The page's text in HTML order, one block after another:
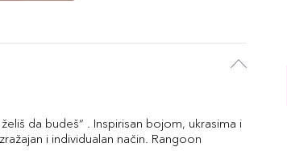
da budeš“ . Inspirisan bojom, ukrasima i
i individualan način. Rangoon